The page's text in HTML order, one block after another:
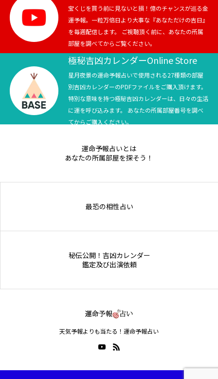
スポーツ
競馬
テニス四大大会・五輪
テニス四大大会・五輪
宝くじを買う前に見ないと損！億のチャンスが巡る金
運予報。一粒万倍日より大事な『あなただけの吉日』
を毎週配信します。 ご視聴頂く前に、あなたの所属
部屋を調べてからご覧ください。
極秘吉凶カレンダーOnline Store
星月夜景の運命予報占いで使用される27種類の部屋
別吉凶カレンダーのPDFファイルをご購入頂けます。
特別な意味を持つ極秘吉凶カレンダーは、日々の生活
に運を呼び込みます。 あなたの所属部屋番号を調べ
てからご購入ください。
運命予報占いとは
あなたの所属部屋を探そう！
最恐の相性占い
秘伝公開！吉凶カレンダー
鑑定及び出演依頼
天気予報よりも当たる！運命予報占い